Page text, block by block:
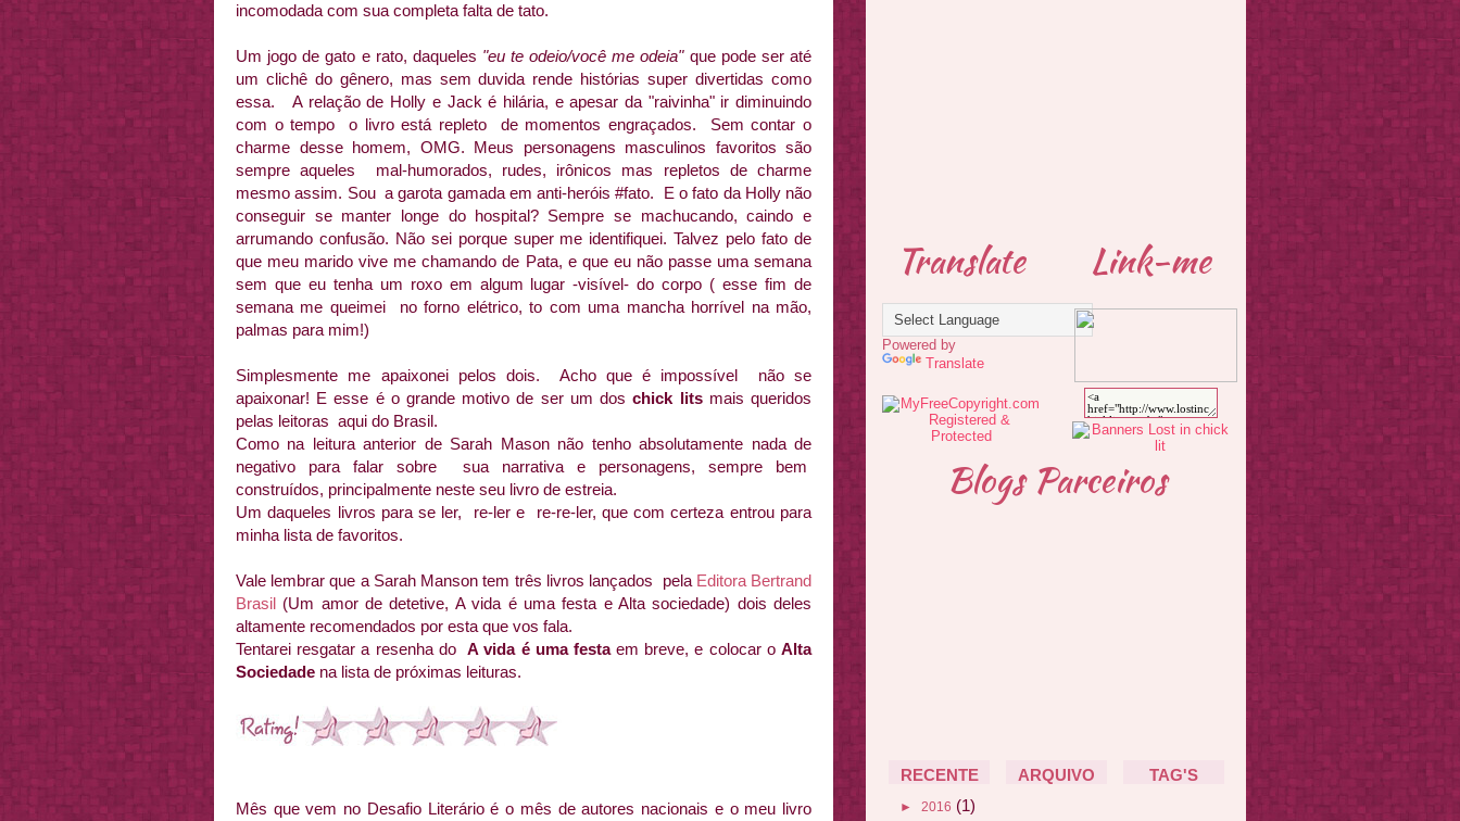
incomodada com sua completa falta de tato.
Um jogo de gato e rato, daqueles "eu te odeio/você me odeia"que pode ser até
um clichê do gênero, mas sem duvida rende histórias super divertidas como
essa. A relação de Holly e Jack é hilária, e apesar da "raivinha" ir diminuindo
com o tempo o livro está repleto de momentos engraçados. Sem contar o
charme desse homem, OMG. Meus personagens masculinos favoritos são
sempre aqueles mal-humorados, rudes, irônicos mas repletos de charme
mesmo assim. Sou a garota gamada em anti-heróis #fato. E o fato da Holly não
conseguir se manter longe do hospital? Sempre se machucando, caindo e
arrumando confusão. Não sei porque super me identifiquei. Talvez pelo fato de
que meu marido vive me chamando de Pata, e que eu não passe uma semana
sem que eu tenha um roxo em algum lugar -visível- do corpo ( esse fim de
semana me queimei no forno elétrico, to com uma mancha horrível na mão,
palmas para mim!)
Simplesmente me apaixonei pelos dois. Acho que é impossível não se
apaixonar! E esse é o grande motivo de ser um doschick litsmais queridos
pelas leitoras aqui do Brasil.
Como na leitura anterior de Sarah Mason não tenho absolutamente nada de
negativo para falar sobre sua narrativa e personagens, sempre bem
construídos, principalmente neste seu livro de estreia.
Um daqueles livros para se ler, re-ler e re-re-ler, que com certeza entrou para
minha lista de favoritos.
Vale lembrar que a Sarah Manson tem três livros lançados pela Editora Bertrand
Brasil (Um amor de detetive, A vida é uma festa e Alta sociedade) dois deles
altamente recomendados por esta que vos fala.
Tentarei resgatar a resenha doA vida é uma festaem breve, e colocar o Alta
Sociedade na lista de próximas leituras.
Mês que vem no Desafio Literário é o mês de autores nacionais e o meu livro
Translate
Powered by
Translate
Link-me
Blogs Parceiros
RECENTE ARQUIVO TAG'S
► 2016 (1)